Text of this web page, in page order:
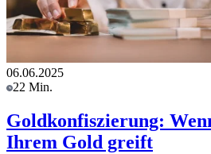
06.06.2025
22 Min.
Goldkonfiszierung:
Ihrem Gold greift